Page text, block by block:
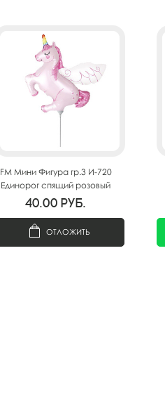
FM Мини Фигура гр.3 И-720
Единорог спящий розовый
39см х 40см
40.00 руб.
ОТЛОЖИТЬ